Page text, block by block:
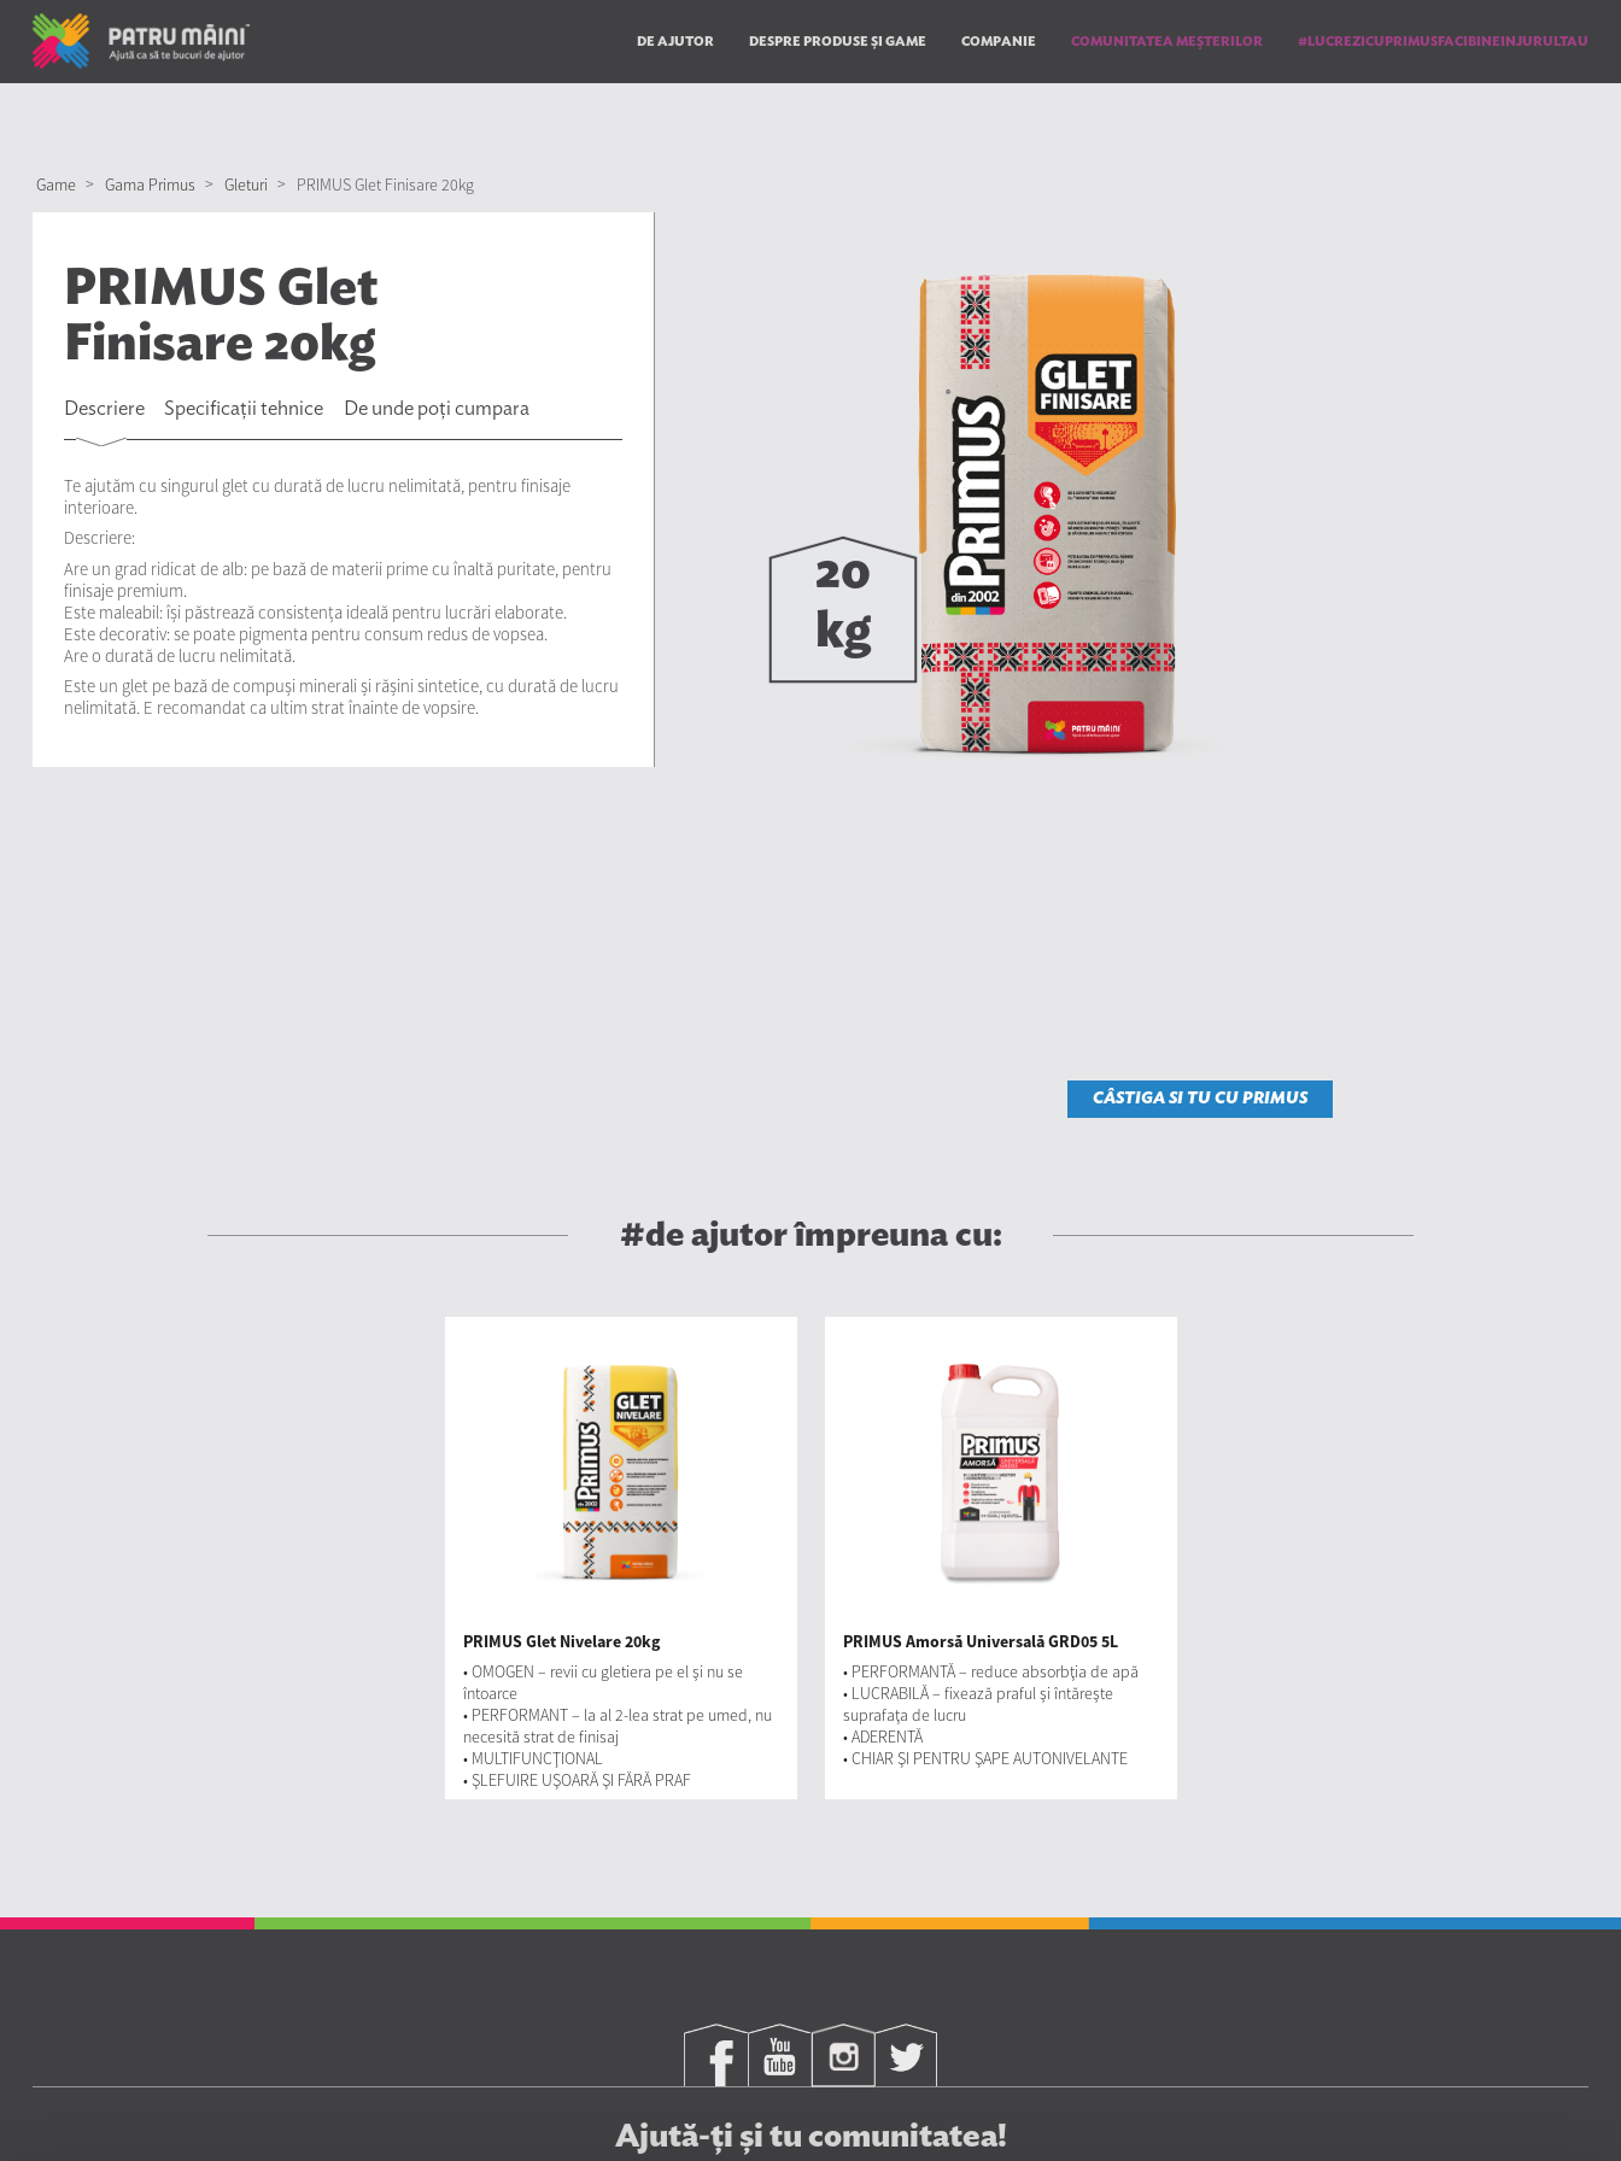
DE AJUTOR DESPRE PRODUSE ȘI GAME COMPANIE COMUNITATEA MEŞTERILOR #LUCREZICUPRIMUSFACIBINEINJURULTAU
Gleturigama= Gama Primus
Game > Gama Primus > Gleturi > PRIMUS Glet Finisare 20kg
PRIMUS Glet
Finisare 20kg
Descriere Specificații tehnice De unde poți cumpara
Te ajutăm cu singurul glet cu durată de lucru nelimitată, pentru finisaje
interioare.
Descriere:
Are un grad ridicat de alb: pe bază de materii prime cu înaltă puritate, pentru
finisaje premium.
Este maleabil: își păstrează consistența ideală pentru lucrări elaborate.
Este decorativ: se poate pigmenta pentru consum redus de vopsea.
Are o durată de lucru nelimitată.
Este un glet pe bază de compuși minerali și rășini sintetice, cu durată de lucru
nelimitată. E recomandat ca ultim strat înainte de vopsire.
20
kg
CÂSTIGA SI TU CU PRIMUS
#de ajutor împreuna cu:
PRIMUS Glet Nivelare 20kg
• OMOGEN – revii cu gletiera pe el şi nu se
întoarce
• PERFORMANT – la al 2-lea strat pe umed, nu
necesită strat de finisaj
• MULTIFUNCŢIONAL
• ŞLEFUIRE UŞOARĂ ŞI FĂRĂ PRAF
PRIMUS Amorsă Universală GRD05 5L
• PERFORMANTĂ – reduce absorbţia de apă
• LUCRABILĂ – fixează praful şi întăreşte
suprafaţa de lucru
• ADERENTĂ
• CHIAR ŞI PENTRU ŞAPE AUTONIVELANTE
Ajută-ți și tu comunitatea!